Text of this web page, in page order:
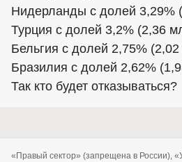
Нидерланды с долей 3,29%
Турция с долей 3,2% (2,36
Бельгия с долей 2,75%
Бразилия с долей 2,62%
Так кто будет отказываться?
«Правый сектор» (запрещена в России),